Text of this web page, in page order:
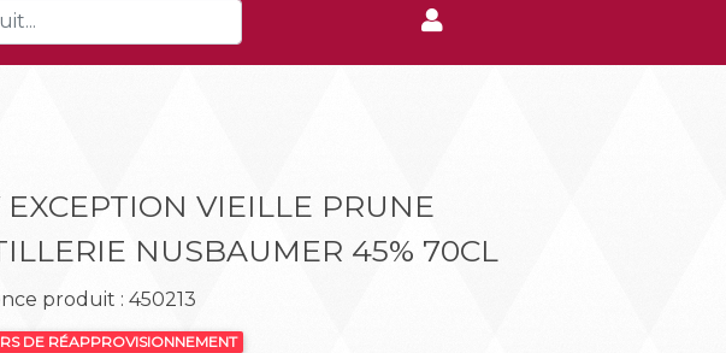
EXCEPTION VIEILLE PRUNE
NUSBAUMER 45% 70CL
produit : 450213
DE RÉAPPROVISIONNEMENT